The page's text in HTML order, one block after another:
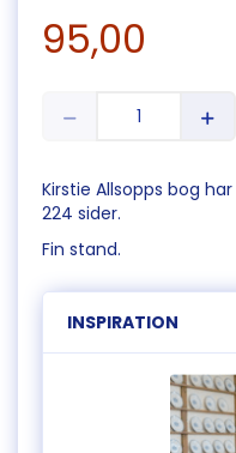
95,00
Kirstie Allsopps bog
224 sider.
Fin stand.
INSPIRATION